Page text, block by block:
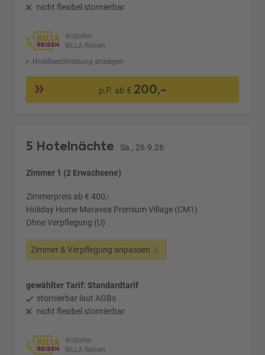
nicht flexibel stornierbar
Anbieter:
BILLA Reisen
Hotelbeschreibung anzeigen
p.P. ab € 200,-
5 Hotelnächte Sa., 26.9.26
Zimmer 1 (2 Erwachsene)
Zimmerpreis ab € 400,-
Holiday Home Maravea Premium Village (CM1)
Ohne Verpflegung (U)
Zimmer & Verpflegung anpassen
gewählter Tarif: Standardtarif
stornierbar laut AGBs
nicht flexibel stornierbar
Anbieter:
BILLA Reisen